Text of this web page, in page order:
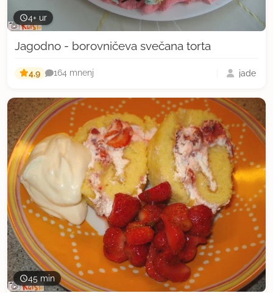
4+ ur
Jagodno - borovničeva svečana torta
4,9 164 mnenj jade
45 min